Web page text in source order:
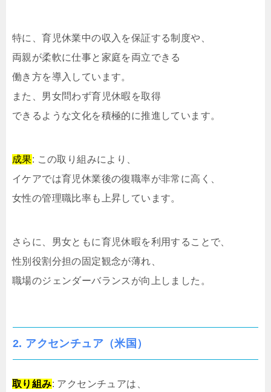
特に、育児休業中の収入を保証する制度や、
両親が柔軟に仕事と家庭を両立できる
働き方を導入しています。
また、男女問わず育児休暇を取得
できるような文化を積極的に推進しています。
成果: この取り組みにより、
イケアでは育児休業後の復職率が非常に高く、
女性の管理職比率も上昇しています。
さらに、男女ともに育児休暇を利用することで、
性別役割分担の固定観念が薄れ、
職場のジェンダーバランスが向上しました。
2. アクセンチュア（米国）
取り組み: アクセンチュアは、